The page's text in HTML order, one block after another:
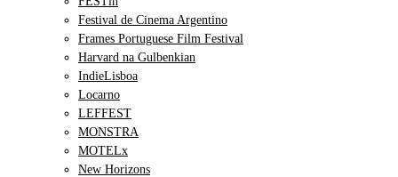
Festival de Cinema Argentino
Frames Portuguese Film Festival
Harvard na Gulbenkian
IndieLisboa
Locarno
LEFFEST
MONSTRA
MOTELx
New Horizons